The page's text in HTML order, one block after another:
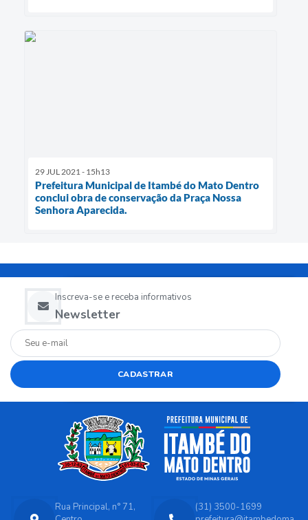
29 JUL 2021 - 15h13
Prefeitura Municipal de Itambé do Mato Dentro
conclui obra de conservação da Praça Nossa
Senhora Aparecida.
Newsletter
Inscreva-se e receba informativos
CADASTRAR
Rua Principal, n° 71,
(31) 3500-1699